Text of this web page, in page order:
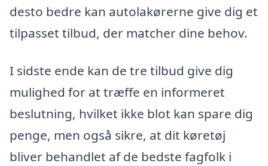
desto bedre kan autolakørerne give dig et
tilpasset tilbud, der matcher dine behov.
I sidste ende kan de tre tilbud give dig
mulighed for at træffe en informeret
beslutning, hvilket ikke blot kan spare dig
penge, men også sikre, at dit køretøj
bliver behandlet af de bedste fagfolk i